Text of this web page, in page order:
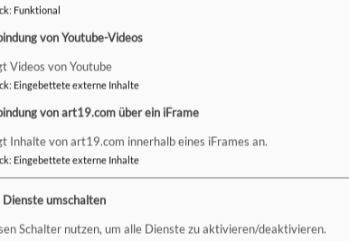
Auch heuer passte
Marktplatz
Nach einem
Andreas Krefft und
Himmel nach: Wo
dort? Umrahmt
Kinderchöre und
: Funktional
von Youtube-Videos
Videos von Youtube
: Eingebettete externe Inhalte
von art19.com über ein iFrame
Inhalte von art19.com innerhalb eines iFrames an.
: Eingebettete externe Inhalte
Dienste umschalten
Schalter nutzen, um alle Dienste zu aktivieren/deaktivieren.